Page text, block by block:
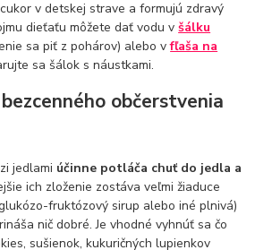
v detskej strave a formujú zdravý
dieťaťu môžete dať vodu všálku
sa piť z pohárov) alebo vfľaša na
sa šálok s náustkami.
občerstvenia
jedlami účinne potláča chuť do jedla a
ich zloženie zostáva veľmi žiaduce
fruktózový sirup alebo iné plnivá)
nič dobré. Je vhodné vyhnúť sa čo
sušienok, kukuričných lupienkov